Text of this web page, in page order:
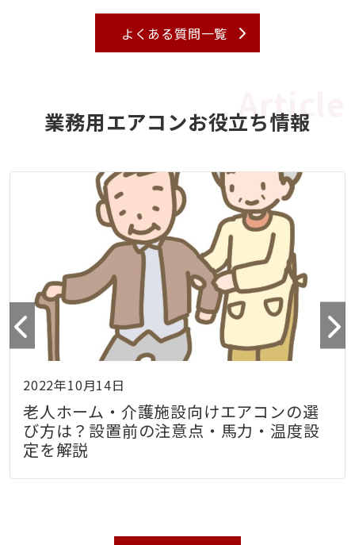
よくある質問一覧
業務用エアコンお役立ち情報
2022年10月14日
老人ホーム・介護施設向けエアコンの選
び方は？設置前の注意点・馬力・温度設
定を解説